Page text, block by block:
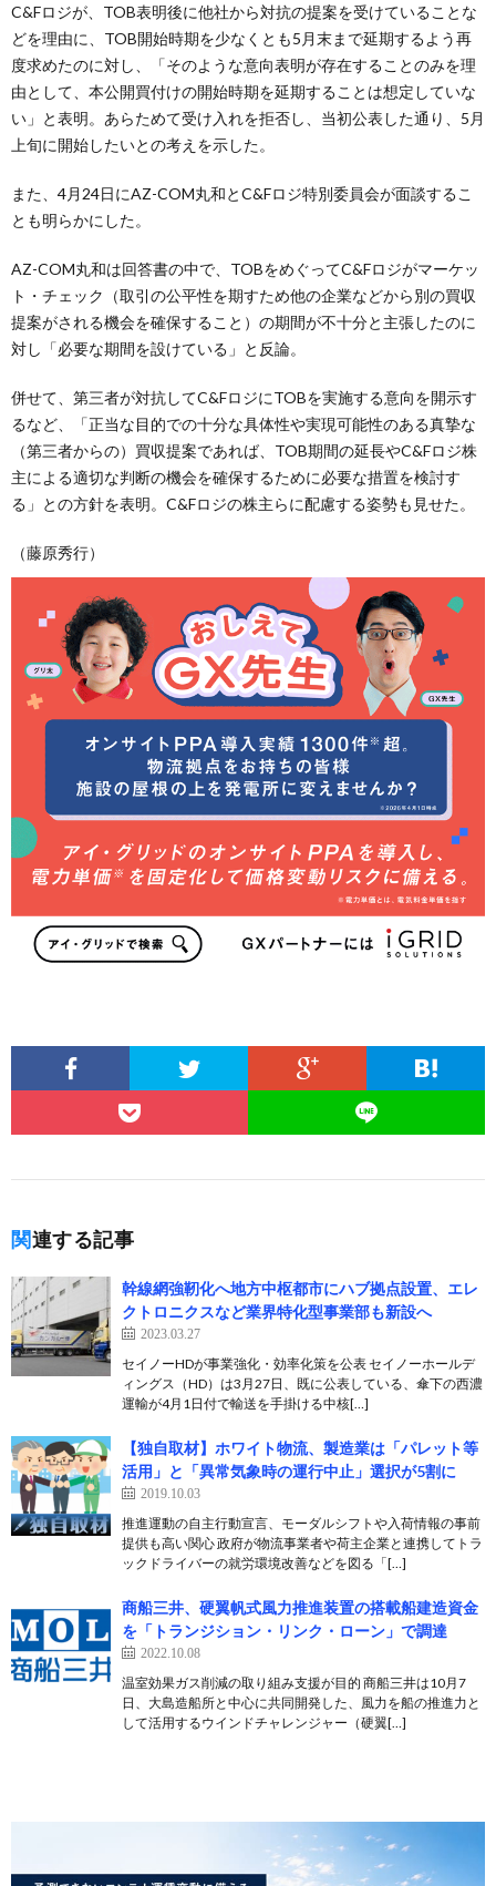
C&Fロジが、TOB表明後に他社から対抗の提案を受けていることな
どを理由に、TOB開始時期を少なくとも5月末まで延期するよう再
度求めたのに対し、「そのような意向表明が存在することのみを理
由として、本公開買付けの開始時期を延期することは想定していな
い」と表明。あらためて受け入れを拒否し、当初公表した通り、5月
上旬に開始したいとの考えを示した。
また、4月24日にAZ-COM丸和とC&Fロジ特別委員会が面談するこ
とも明らかにした。
AZ-COM丸和は回答書の中で、TOBをめぐってC&Fロジがマーケッ
ト・チェック（取引の公平性を期すため他の企業などから別の買収
提案がされる機会を確保すること）の期間が不十分と主張したのに
対し「必要な期間を設けている」と反論。
併せて、第三者が対抗してC&FロジにTOBを実施する意向を開示す
るなど、「正当な目的での十分な具体性や実現可能性のある真摯な
（第三者からの）買収提案であれば、TOB期間の延長やC&Fロジ株
主による適切な判断の機会を確保するために必要な措置を検討す
る」との方針を表明。C&Fロジの株主らに配慮する姿勢も見せた。
（藤原秀行）
関連する記事
幹線網強靭化へ地方中枢都市にハブ拠点設置、エレ
クトロニクスなど業界特化型事業部も新設へ
2023.03.27
セイノーHDが事業強化・効率化策を公表 セイノーホールデ
ィングス（HD）は3月27日、既に公表している、傘下の西濃
運輸が4月1日付で輸送を手掛ける中核[…]
【独自取材】ホワイト物流、製造業は「パレット等
活用」と「異常気象時の運行中止」選択が5割に
2019.10.03
推進運動の自主行動宣言、モーダルシフトや入荷情報の事前
提供も高い関心 政府が物流事業者や荷主企業と連携してトラ
ックドライバーの就労環境改善などを図る「[…]
商船三井、硬翼帆式風力推進装置の搭載船建造資金
を「トランジション・リンク・ローン」で調達
2022.10.08
温室効果ガス削減の取り組み支援が目的 商船三井は10月7
日、大島造船所と中心に共同開発した、風力を船の推進力と
して活用するウインドチャレンジャー（硬翼[…]